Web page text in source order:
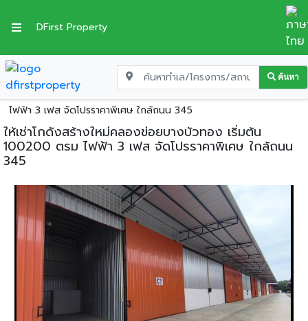
DFirst Property
ค้นหา
หน้าแรก โกดัง-โรงงานให้เช่า นนทบุรี
ปากเกร็ด
ให้เช่าโกดังสร้างใหม่คลองข่อยบางบัวทอง เริ่มต้น 100200 ตรม
ไฟฟ้า 3 เฟส จัดโปรราคาพิเศษ ใกล้ถนน 345
ให้เช่าโกดังสร้างใหม่คลองข่อยบางบัวทอง เริ่มต้น
100200 ตรม ไฟฟ้า 3 เฟส จัดโปรราคาพิเศษ ใกล้ถนน
345